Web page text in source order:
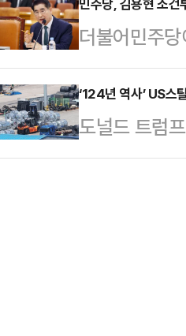
전문 에이전
에게 호감을
자 하는데,…
일 무선
국정수행 지
답했다. '잘
2900선 돌파
체 간담회 등
더불어민주
장관이 법원
줄줄이 풀려
은 16일 논평
특별검사들
‘124년 역사’ US스
도널드 트럼
글로벌 철강